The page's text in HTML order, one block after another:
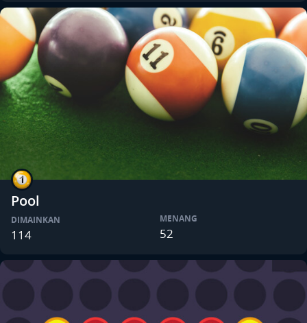
Pool
DIMAINKAN
114
MENANG
52